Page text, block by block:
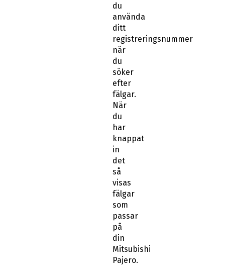
du
använda
ditt
registreringsnummer
när
du
söker
efter
fälgar.
När
du
har
knappat
in
det
så
visas
fälgar
som
passar
på
din
Mitsubishi
Pajero.